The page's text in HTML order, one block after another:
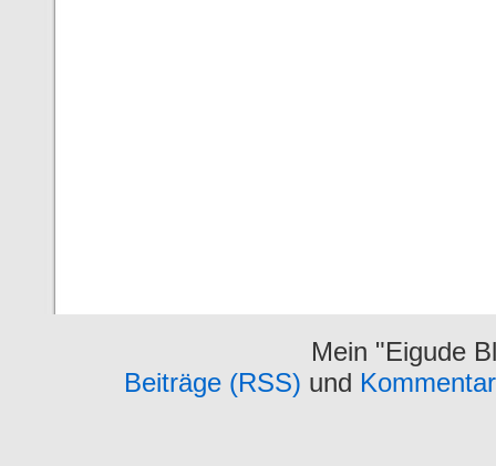
Mein "Eigude
Beiträge (RSS) und